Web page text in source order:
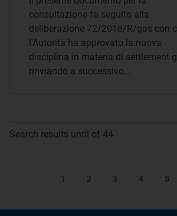
consultazione fa seguito alla
deliberazione 72/2018/R/gas con
l'Autorità ha approvato la nuova
disciplina in materia di settlement
rinviando a successivo…
Search results until of 44
1 2 3 4 5